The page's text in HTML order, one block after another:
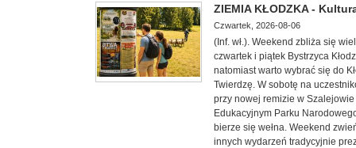
ZIEMIA KŁODZKA -
Czwartek, 2026-08-06
(Inf. wł.). Weekend zbliża się
czwartek i piątek Bystrzyca
natomiast warto wybrać się do
Twierdzę. W sobotę na
przy nowej remizie w
Edukacyjnym Parku
bierze się wełna. Weekend
innych wydarzeń tradycyjnie